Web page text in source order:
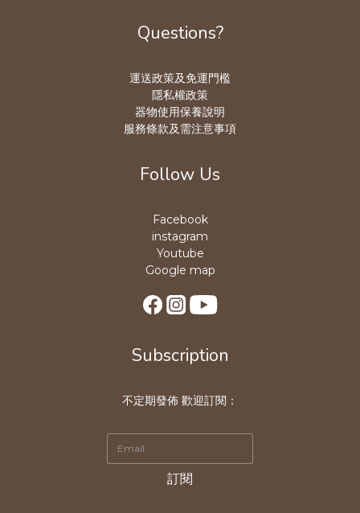
Questions?
運送政策及免運門檻
隱私權政策
器物使用保養說明
服務條款及需注意事項
Follow Us
Facebook
instagram
Youtube
Google map
Subscription
不定期發佈 歡迎訂閱：
訂閱